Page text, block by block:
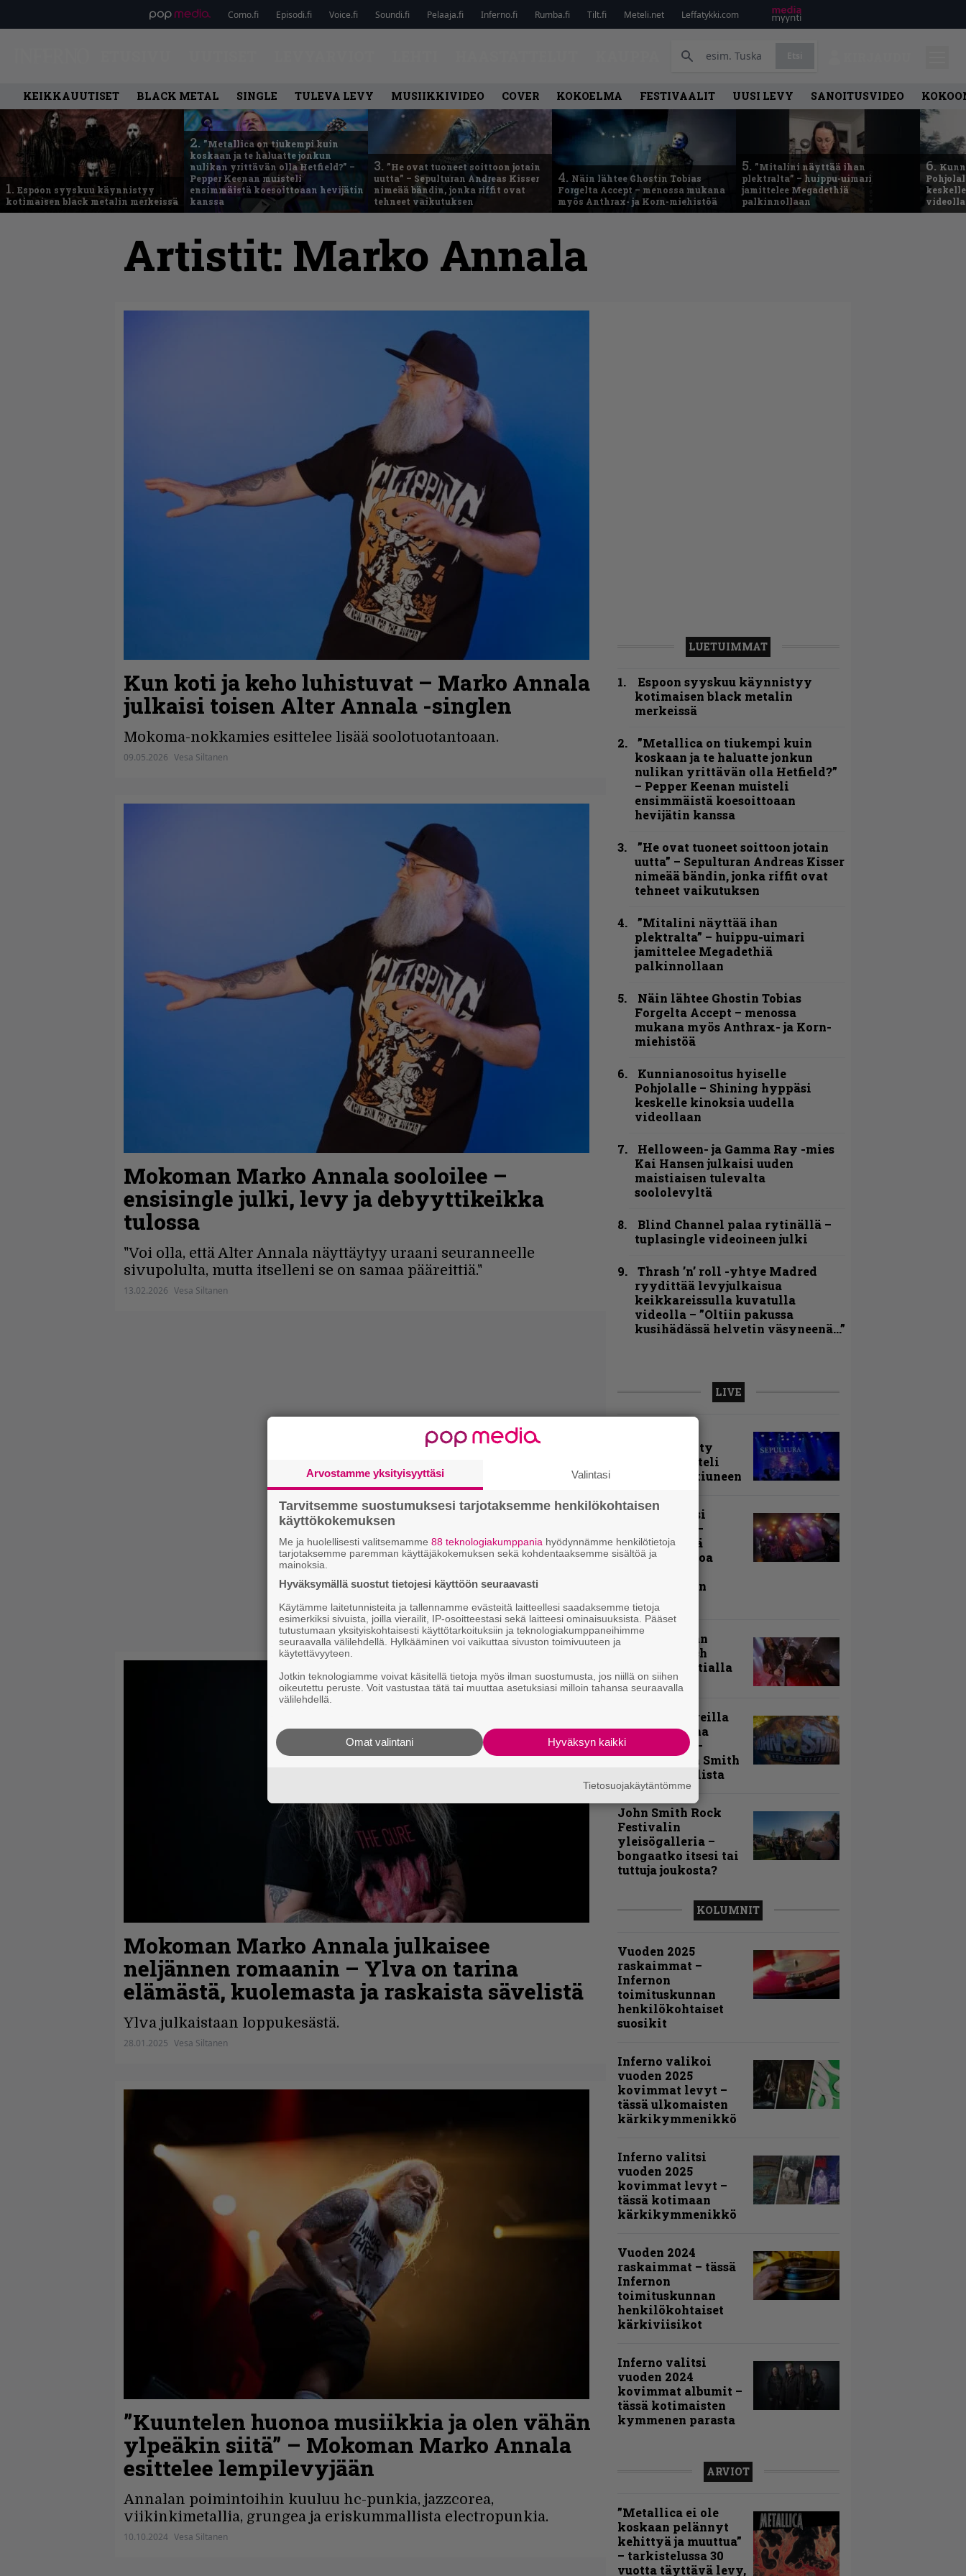
Como.fi Episodi.fi Voice.fi Soundi.fi Pelaaja.fi Inferno.fi Rumba.fi Tilt.fi Meteli.net Leffatykki.com
KEIKKAUUTISET BLACK METAL SINGLE TULEVA LEVY MUSIIKKIVIDEO COVER KOKOELMA FESTIVAALIT UUSI LEVY SANOITUSVIDEO
1. Espoon syyskuu käynnistyy
kotimaisen black metalin merkeissä
2. ”Metallica on tiukempi kuin
koskaan ja te haluatte jonkun
nulikan yrittävän olla Hetfield?” –
Pepper Keenan muisteli
ensimmäistä koesoittoaan hevijätin
kanssa
3. ”He ovat tuoneet soittoon jotain
uutta” – Sepulturan Andreas Kisser
nimeää bändin, jonka riffit ovat
tehneet vaikutuksen
4. Näin lähtee Ghostin Tobias
Forgelta Accept – menossa mukana
myös Anthrax- ja Korn-miehistöä
5. ”Mitalini näyttää ihan
plektralta” – huippu-uimari
jamittelee Megadethiä
palkinnollaan
6.
Artistit: Marko Annala
Kun koti ja keho luhistuvat – Marko Annala
julkaisi toisen Alter Annala -singlen
Mokoma-nokkamies esittelee lisää soolotuotantoaan.
09.05.2026 Vesa Siltanen
Mokoman Marko Annala sooloilee –
ensisingle julki, levy ja debyyttikeikka
tulossa
"Voi olla, että Alter Annala näyttäytyy uraani seuranneelle
sivupolulta, mutta itselleni se on samaa pääreittiä."
13.02.2026 Vesa Siltanen
Mokoman Marko Annala julkaisee
neljännen romaanin – Ylva on tarina
elämästä, kuolemasta ja raskaista sävelistä
Ylva julkaistaan loppukesästä.
28.01.2025 Vesa Siltanen
”Kuuntelen huonoa musiikkia ja olen vähän
ylpeäkin siitä” – Mokoman Marko Annala
esittelee lempilevyjään
Annalan poimintoihin kuuluu hc-punkia, jazzcorea,
viikinkimetallia, grungea ja eriskummallista electropunkia.
10.10.2024 Vesa Siltanen
LUETUIMMAT
Espoon syyskuu käynnistyy
kotimaisen black metalin
merkeissä
”Metallica on tiukempi kuin
koskaan ja te haluatte jonkun
nulikan yrittävän olla Hetfield?”
– Pepper Keenan muisteli
ensimmäistä koesoittoaan
hevijätin kanssa
”He ovat tuoneet soittoon jotain
uutta” – Sepulturan Andreas Kisser
nimeää bändin, jonka riffit ovat
tehneet vaikutuksen
”Mitalini näyttää ihan
plektralta” – huippu-uimari
jamittelee Megadethiä
palkinnollaan
Näin lähtee Ghostin Tobias
Forgelta Accept – menossa
mukana myös Anthrax- ja Korn-
miehistöä
Kunnianosoitus hyiselle
Pohjolalle – Shining hyppäsi
keskelle kinoksia uudella
videollaan
Helloween- ja Gamma Ray -mies
Kai Hansen julkaisi uuden
maistiaisen tulevalta
soololevyltä
Blind Channel palaa rytinällä –
tuplasingle videoineen julki
Thrash ’n’ roll -yhtye Madred
ryydittää levyjulkaisua
keikkareissulla kuvatulla
videolla – ”Oltiin pakussa
kusihädässä helvetin väsyneenä…”
LIVE
Loppuunmyyty
Tavastia saatteli
Sepulturan ikiuneen
Rokki Raikasi
Tampereella –
Infernon neljä
väkevää nostoa
kakkospäivän
esityksistä
Paluu vanhaan
liittoon – Arch
Enemy Tavastialla
”Näillä festareilla
kaikki on aina
kohdallaan” –
raportti John Smith
Rock Festivalista
John Smith Rock
Festivalin
yleisögalleria –
bongaatko itsesi tai
tuttuja joukosta?
KOLUMNIT
Vuoden 2025
raskaimmat –
Infernon
toimituskunnan
henkilökohtaiset
suosikit
Inferno valikoi
vuoden 2025
kovimmat levyt –
tässä ulkomaisten
kärkikymmenikkö
Inferno valitsi
vuoden 2025
kovimmat levyt –
tässä kotimaan
kärkikymmenikkö
Vuoden 2024
raskaimmat – tässä
Infernon
toimituskunnan
henkilökohtaiset
kärkiviisikot
Inferno valitsi
vuoden 2024
kovimmat albumit –
tässä kotimaisten
kymmenen parasta
ARVIOT
”Metallica ei ole
koskaan pelännyt
kehittyä ja muuttua”
– tarkistelussa 30
vuotta täyttävä levy,
Arvostamme yksityisyyttäsi Valintasi
Tarvitsemme suostumuksesi tarjotaksemme henkilökohtaisen
käyttökokemuksen
Me ja huolellisesti valitsemamme 88 teknologiakumppania hyödynnämme henkilötietoja
tarjotaksemme paremman käyttäjäkokemuksen sekä kohdentaaksemme sisältöä ja
mainoksia.
Hyväksymällä suostut tietojesi käyttöön seuraavasti
Käytämme laitetunnisteita ja tallennamme evästeitä laitteellesi saadaksemme tietoja
esimerkiksi sivuista, joilla vierailit, IP-osoitteestasi sekä laitteesi ominaisuuksista. Pääset
tutustumaan yksityiskohtaisesti käyttötarkoituksiin ja teknologiakumppaneihimme
seuraavalla välilehdellä. Hylkääminen voi vaikuttaa sivuston toimivuuteen ja
käytettävyyteen.
Jotkin teknologiamme voivat käsitellä tietoja myös ilman suostumusta, jos niillä on siihen
oikeutettu peruste. Voit vastustaa tätä tai muuttaa asetuksiasi milloin tahansa seuraavalla
välilehdellä.
Hyväksyn kaikki
Omat valintani
Tietosuojakäytäntömme